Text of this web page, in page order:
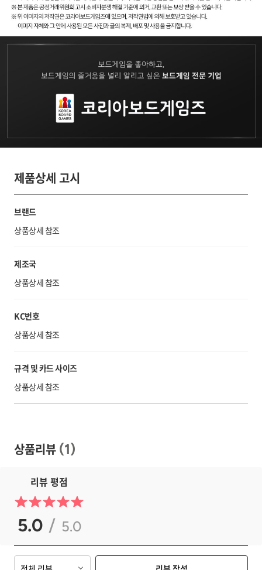
제품상세 고시
브랜드
상품상세 참조
제조국
상품상세 참조
KC번호
상품상세 참조
규격 및 카드 사이즈
상품상세 참조
상품리뷰 (1)
리뷰 평점
5.0 / 5.0